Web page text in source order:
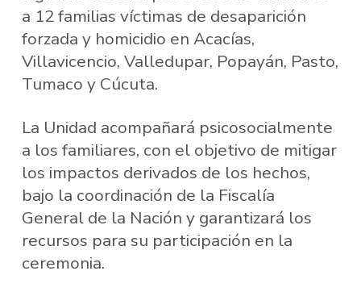
a 12 familias víctimas de desaparición
forzada y homicidio en Acacías,
Villavicencio, Valledupar, Popayán, Pasto,
Tumaco y Cúcuta.
La Unidad acompañará psicosocialmente
a los familiares, con el objetivo de mitigar
los impactos derivados de los hechos,
bajo la coordinación de la Fiscalía
General de la Nación y garantizará los
recursos para su participación en la
ceremonia.